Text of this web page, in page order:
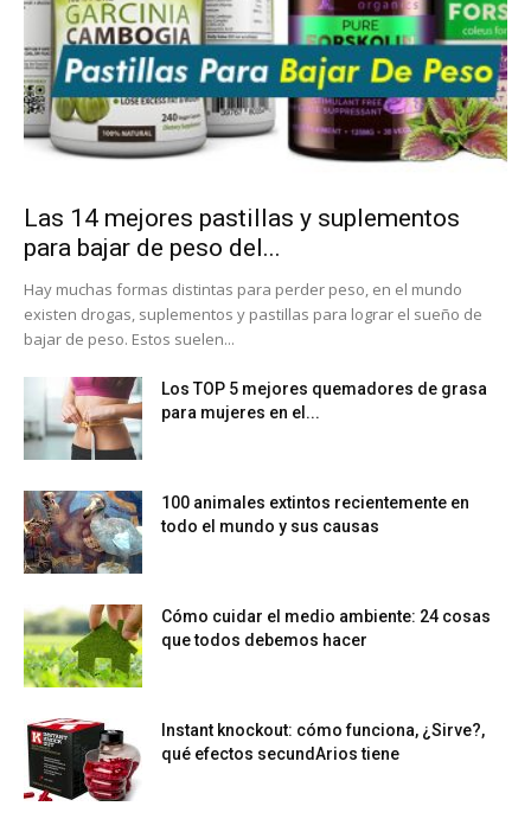
Las 14 mejores pastillas y suplementos
para bajar de peso del...
Hay muchas formas distintas para perder peso, en el mundo
existen drogas, suplementos y pastillas para lograr el sueño de
bajar de peso. Estos suelen...
Los TOP 5 mejores quemadores de grasa
para mujeres en el...
100 animales extintos recientemente en
todo el mundo y sus causas
Cómo cuidar el medio ambiente: 24 cosas
que todos debemos hacer
Instant knockout: cómo funciona, ¿Sirve?,
qué efectos secundArios tiene